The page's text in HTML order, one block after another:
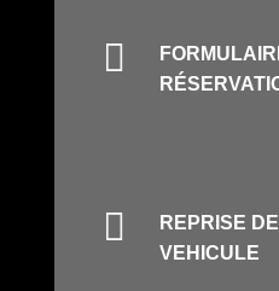


REPRISE
VEHICULE